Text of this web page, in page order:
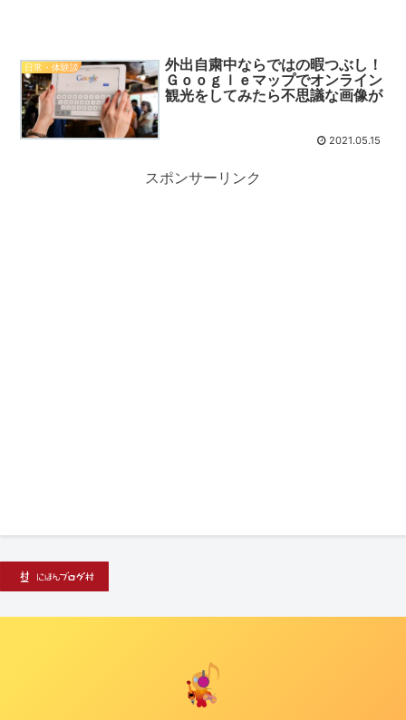
日常・体験談
外出自粛中ならではの暇つぶし！
Ｇｏｏｇｌｅマップでオンライン
観光をしてみたら不思議な画像が
2021.05.15
スポンサーリンク